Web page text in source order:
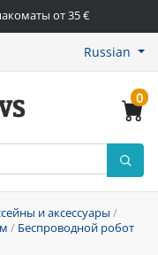
от 35 €
Russian
0
и аксессуары /
/ Беспроводной робот